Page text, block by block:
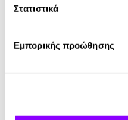
Στατιστικά
Εμπορικής προώθησης
Kakuzo Okakura